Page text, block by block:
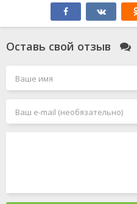
Оставь свой отзыв